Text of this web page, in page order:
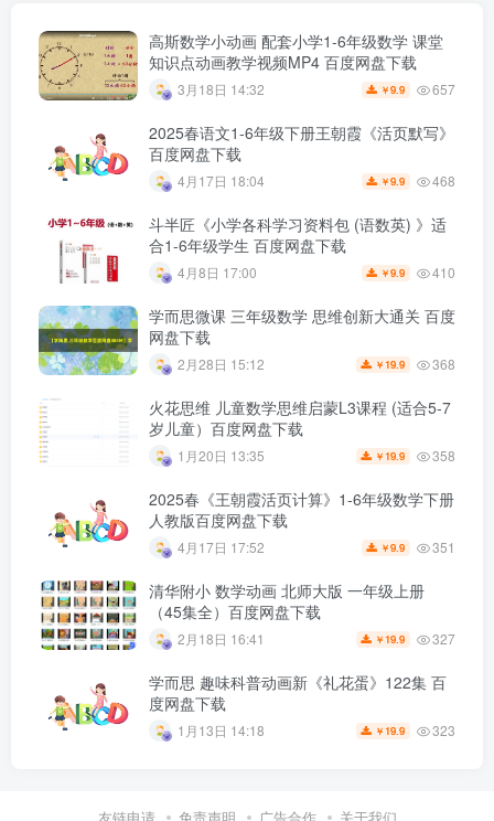
高斯数学小动画 配套小学1-6年级数学 课堂
知识点动画教学视频MP4 百度网盘下载
3月18日 14:32 ￥9.9 657
2025春语文1-6年级下册王朝霞《活页默写》
百度网盘下载
4月17日 18:04 ￥9.9 468
斗半匠《小学各科学习资料包 (语数英) 》适
合1-6年级学生 百度网盘下载
4月8日 17:00 ￥9.9 410
学而思微课 三年级数学 思维创新大通关 百度
网盘下载
2月28日 15:12 ￥ 19.9 368
火花思维 儿童数学思维启蒙L3课程 (适合5-7
岁儿童）百度网盘下载
1月20日 13:35 ￥ 19.9 358
2025春《王朝霞活页计算》1-6年级数学下册
人教版百度网盘下载
4月17日 17:52 ￥9.9 351
清华附小 数学动画 北师大版 一年级上册
（45集全）百度网盘下载
2月18日 16:41 ￥ 19.9 327
学而思 趣味科普动画新《礼花蛋》122集 百
度网盘下载
1月13日 14:18 ￥ 19.9 323